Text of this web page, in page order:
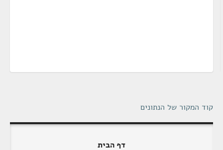
קוד המקור של הנתונים
דף הבית